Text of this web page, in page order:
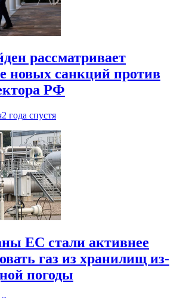
рассматривает
новых санкций против
РФ
2 года спустя
ЕС стали активнее
газ из хранилищ из-
погоды